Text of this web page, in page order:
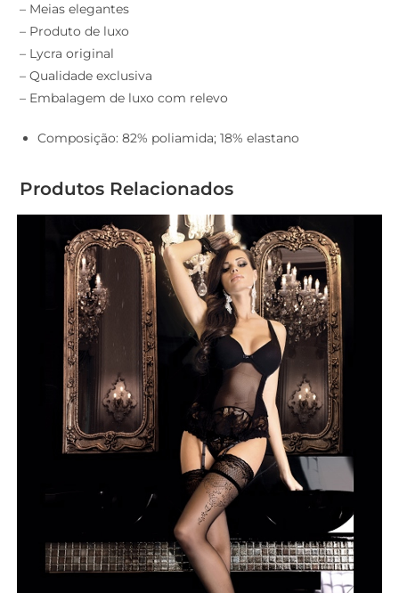
– Meias elegantes
– Produto de luxo
– Lycra original
– Qualidade exclusiva
– Embalagem de luxo com relevo
Composição: 82% poliamida; 18% elastano
Produtos Relacionados